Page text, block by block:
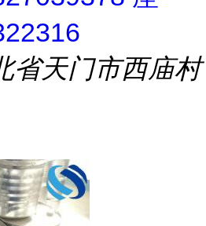
省天门市西庙村